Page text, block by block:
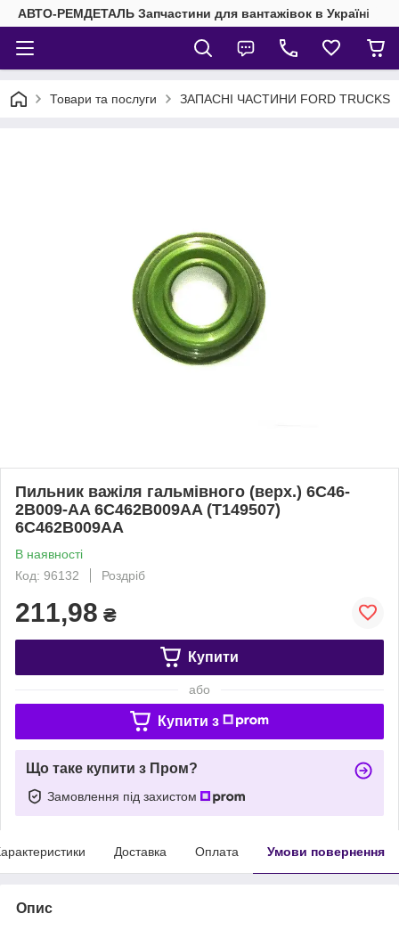
АВТО-РЕМДЕТАЛЬ Запчастини для вантажівок в Україні
Товари та послуги ЗАПАСНІ ЧАСТИНИ FORD TRUCKS
Пильник важіля гальмівного (верх.) 6C46-
2B009-AA 6C462B009AA (T149507)
6C462B009AA
В наявності
Код: 96132
Роздріб
211,98 ₴
Купити
або
Купити з
Що таке купити з Пром?
Замовлення під захистом
Доставка Оплата Умови повернення
Опис